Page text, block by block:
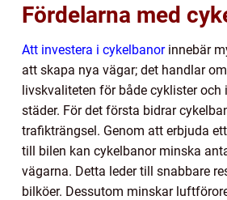
Fördelarna med
Att investera i cykelbanorinnebär
att skapa nya vägar; det handlar
livskvaliteten för både cyklister och
städer. För det första bidrar
trafikträngsel. Genom att erbjuda
till bilen kan cykelbanor minska
vägarna. Detta leder till snabbare
bilköer. Dessutom minskar